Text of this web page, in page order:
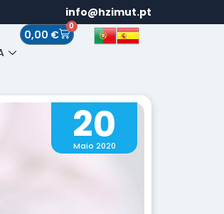
info@hzimut.pt
0,00 €
0
20
Maio 2020